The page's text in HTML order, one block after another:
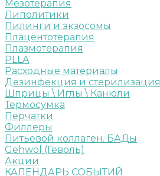
Мезотерапия
Липолитики
Пилинги и экзосомы
Плацентотерапия
Плазмотерапия
PLLA
Расходные материалы
Дезинфекция и стерилизация
Шприцы \ Иглы \ Канюли
Термосумка
Перчатки
Филлеры
Питьевой коллаген. БАДы
Gehwol (Геволь)
Акции
КАЛЕНДАРЬ СОБЫТИЙ